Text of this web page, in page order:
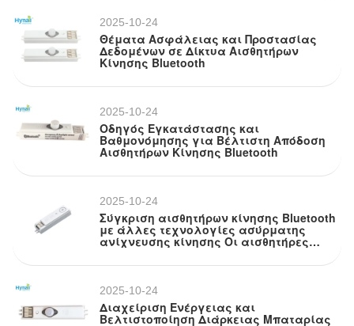
2025-10-24
Θέματα Ασφάλειας και Προστασίας
Δεδομένων σε Δίκτυα Αισθητήρων
Κίνησης Bluetooth
2025-10-24
Οδηγός Εγκατάστασης και
Βαθμονόμησης για Βέλτιστη Απόδοση
Αισθητήρων Κίνησης Bluetooth
2025-10-24
Σύγκριση αισθητήρων κίνησης Bluetooth
με άλλες τεχνολογίες ασύρματης
ανίχνευσης κίνησης Οι αισθητήρες
κίνησης Bluetooth είναι μια επιλογή
2025-10-24
Διαχείριση Ενέργειας και
Βελτιστοποίηση Διάρκειας Μπαταρίας